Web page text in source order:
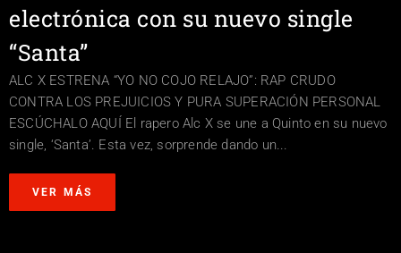
electrónica con su nuevo single
“Santa”
ALC X ESTRENA “YO NO COJO RELAJO”: RAP CRUDO
CONTRA LOS PREJUICIOS Y PURA SUPERACIÓN PERSONAL
ESCÚCHALO AQUÍ El rapero Alc X se une a Quinto en su nuevo
single, ‘Santa’. Esta vez, sorprende dando un...
VER MÁS